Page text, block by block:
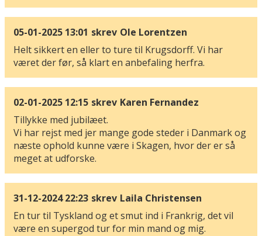
05-01-2025 13:01 skrev Ole Lorentzen
Helt sikkert en eller to ture til Krugsdorff. Vi har
været der før, så klart en anbefaling herfra.
02-01-2025 12:15 skrev Karen Fernandez
Tillykke med jubilæet.
Vi har rejst med jer mange gode steder i Danmark og
næste ophold kunne være i Skagen, hvor der er så
meget at udforske.
31-12-2024 22:23 skrev Laila Christensen
En tur til Tyskland og et smut ind i Frankrig, det vil
være en supergod tur for min mand og mig.